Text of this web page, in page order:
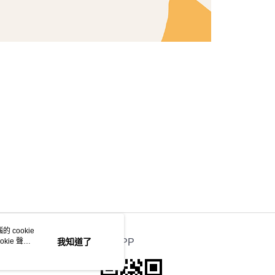
官方APP
的 cookie
聲明
我知道了